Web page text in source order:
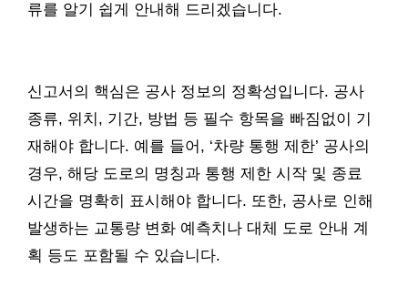
류를 알기 쉽게 안내해 드리겠습니다.
신고서의 핵심은 공사 정보의 정확성입니다. 공사
종류, 위치, 기간, 방법 등 필수 항목을 빠짐없이 기
재해야 합니다. 예를 들어, ‘차량 통행 제한’ 공사의
경우, 해당 도로의 명칭과 통행 제한 시작 및 종료
시간을 명확히 표시해야 합니다. 또한, 공사로 인해
발생하는 교통량 변화 예측치나 대체 도로 안내 계
획 등도 포함될 수 있습니다.